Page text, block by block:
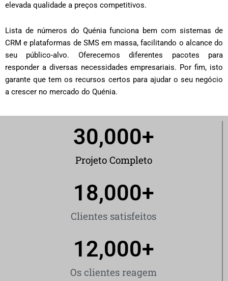
elevada qualidade a preços competitivos.
Lista de números do Quénia funciona bem com sistemas de
CRM e plataformas de SMS em massa, facilitando o alcance do
seu público-alvo. Oferecemos diferentes pacotes para
responder a diversas necessidades empresariais. Por fim, isto
garante que tem os recursos certos para ajudar o seu negócio
a crescer no mercado do Quénia.
Projeto Completo
30,000+
Clientes satisfeitos
18,000+
Os clientes reagem
12,000+